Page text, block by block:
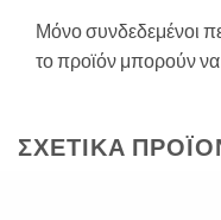
Μόνο συνδεδεμένοι
το προϊόν μπορούν
ΣΧΕΤΙΚΆ